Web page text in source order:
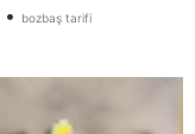
• bozbaş tarifi